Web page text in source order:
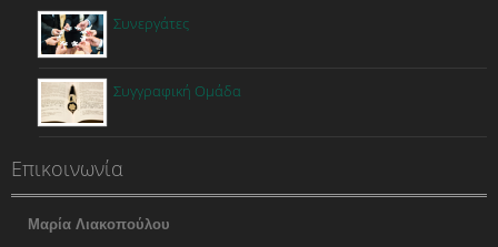
Συνεργάτες
Συγγραφική Ομάδα
Επικοινωνία
Μαρία Λιακοπούλου